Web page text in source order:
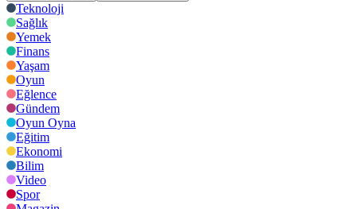
Teknoloji
Sağlık
Yemek
Finans
Yaşam
Oyun
Eğlence
Gündem
Oyun Oyna
Eğitim
Ekonomi
Bilim
Video
Spor